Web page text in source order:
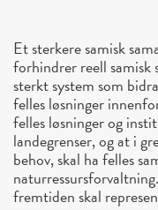
Et sterkere samisk
forhindrer reell
sterkt system som
felles løsninger
felles løsninger og
landegrenser, og at i
behov, skal ha felles
fremtiden skal